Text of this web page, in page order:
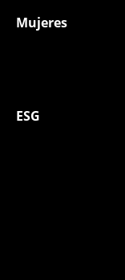
Mujeres
ESG